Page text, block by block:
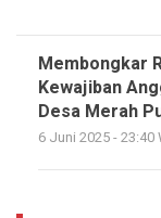
Membongkar
Kewajiban
Desa Merah
6 Juni 2025 - 23:40